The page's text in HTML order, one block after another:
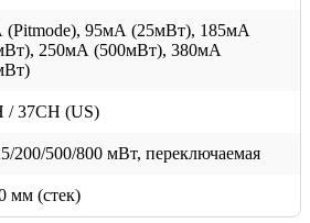
(Pitmode), 95мА (25мВт), 185мА
250мА (500мВт), 380мА
/ 37CH (US)
200/500/800 мВт, переключаемая
мм (стек)